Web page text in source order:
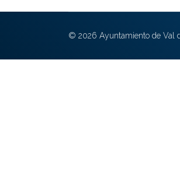
© 2026 Ayuntamiento de Val